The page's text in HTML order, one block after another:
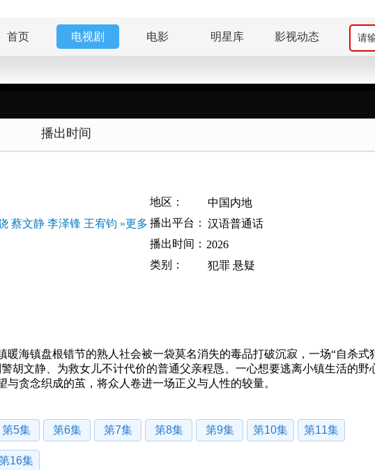
首页 电视剧 电影 明星库 影视动态
播出时间
地区：
中国内地
蔡文静 李泽锋 王宥钧 »更多 播出平台： 汉语普通话
播出时间： 2026
类别： 犯罪 悬疑
海镇盘根错节的熟人社会被一袋莫名消失的毒品打破沉寂，一场“自杀式
胡文静、为救女儿不计代价的普通父亲程恳、一心想要逃离小镇生活的野
贪念织成的茧，将众人卷进一场正义与人性的较量。
第5集 第6集 第7集 第8集 第9集 第10集 第11集
16集